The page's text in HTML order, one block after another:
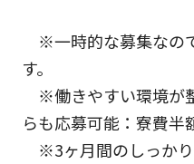
※一時的な募集なの
す。
※働きやすい環境が
らも応募可能：寮費半
※3ヶ月間のしっか